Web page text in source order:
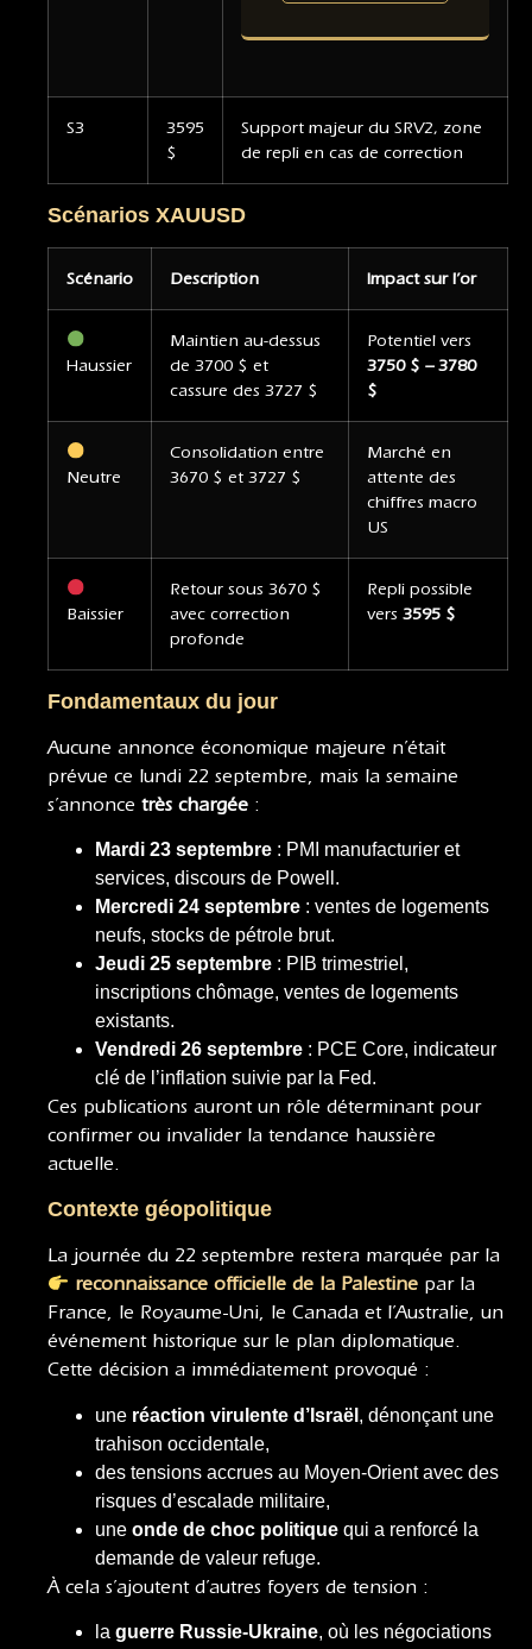
S3
3595
$
Support majeur du SRV2, zone
de repli en cas de correction
Scénarios XAUUSD
Scénario Description Impact sur l’or
Haussier
Maintien au-dessus
de 3700 $ et
cassure des 3727 $
Potentiel vers
3750 $ – 3780
$
Neutre
Consolidation entre
3670 $ et 3727 $
Marché en
attente des
chiffres macro
US
Baissier
Retour sous 3670 $
avec correction
profonde
Repli possible
vers 3595 $
Fondamentaux du jour
Aucune annonce économique majeure n’était
prévue ce lundi 22 septembre, mais la semaine
s’annonce très chargée :
Mardi 23 septembre : PMI manufacturier et
services, discours de Powell.
Mercredi 24 septembre : ventes de logements
neufs, stocks de pétrole brut.
Jeudi 25 septembre : PIB trimestriel,
inscriptions chômage, ventes de logements
existants.
Vendredi 26 septembre : PCE Core, indicateur
clé de l’inflation suivie par la Fed.
Ces publications auront un rôle déterminant pour
confirmer ou invalider la tendance haussière
actuelle.
Contexte géopolitique
La journée du 22 septembre restera marquée par la
reconnaissance officielle de la Palestine par la
France, le Royaume-Uni, le Canada et l’Australie, un
événement historique sur le plan diplomatique.
Cette décision a immédiatement provoqué :
une réaction virulente d’Israël , dénonçant une
trahison occidentale,
des tensions accrues au Moyen-Orient avec des
risques d’escalade militaire,
une onde de choc politique qui a renforcé la
demande de valeur refuge.
À cela s’ajoutent d’autres foyers de tension :
la guerre Russie-Ukraine, où les négociations